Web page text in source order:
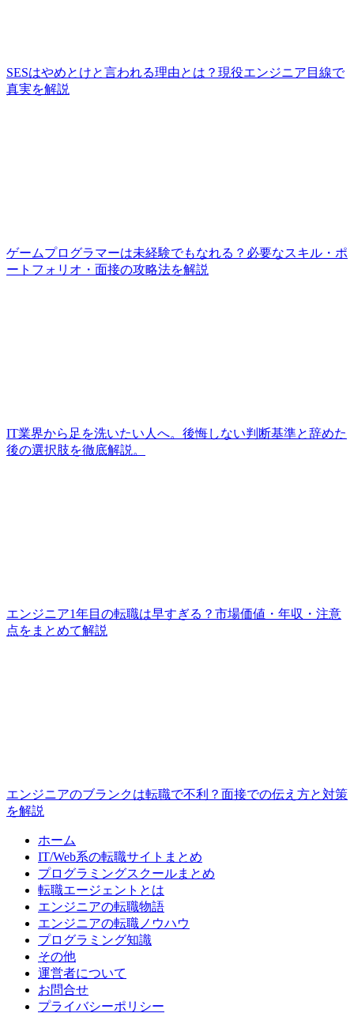
SESはやめとけと言われる理由とは？現役エンジニア目線で
真実を解説
ゲームプログラマーは未経験でもなれる？必要なスキル・ポ
ートフォリオ・面接の攻略法を解説
IT業界から足を洗いたい人へ。後悔しない判断基準と辞めた
後の選択肢を徹底解説。
エンジニア1年目の転職は早すぎる？市場価値・年収・注意
点をまとめて解説
エンジニアのブランクは転職で不利？面接での伝え方と対策
を解説
ホーム
IT/Web系の転職サイトまとめ
プログラミングスクールまとめ
転職エージェントとは
エンジニアの転職物語
エンジニアの転職ノウハウ
プログラミング知識
その他
運営者について
お問合せ
プライバシーポリシー